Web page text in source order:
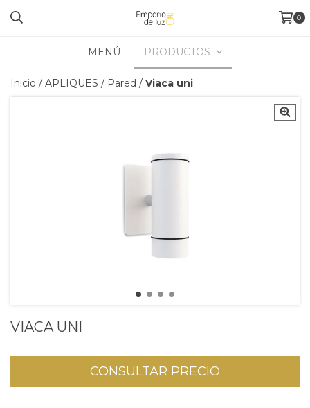
0
MENÚ PRODUCTOS
Inicio / APLIQUES / Pared / Viaca uni
VIACA UNI